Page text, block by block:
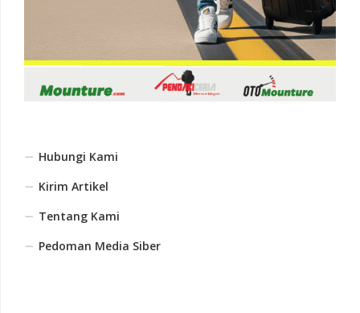
Hubungi Kami
Kirim Artikel
Tentang Kami
Pedoman Media Siber